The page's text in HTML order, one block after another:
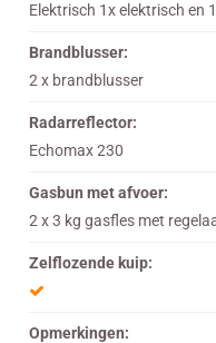
Elektrisch 1x elektrisch en
Brandblusser:
2 x brandblusser
Radarreflector:
Echomax 230
Gasbun met afvoer:
2 x 3 kg gasfles met
Zelflozende kuip:
Opmerkingen: